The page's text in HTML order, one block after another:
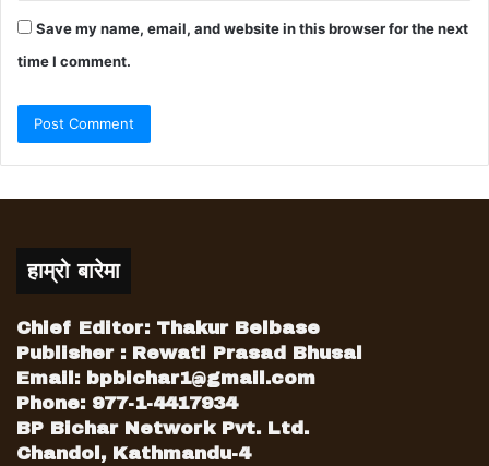
Save my name, email, and website in this browser for the next
time I comment.
हाम्रो बारेमा
Chief Editor: Thakur Belbase
Publisher : Rewati Prasad Bhusal
Email: bpbichar1@gmail.com
Phone: 977-1-4417934
BP Bichar Network Pvt. Ltd.
Chandol, Kathmandu-4